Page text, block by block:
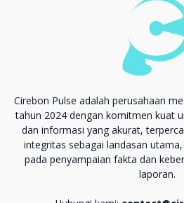
Cirebon Pulse adalah perusahaan
tahun 2024 dengan komitmen kuat
dan informasi yang akurat,
integritas sebagai landasan
pada penyampaian fakta dan
laporan.